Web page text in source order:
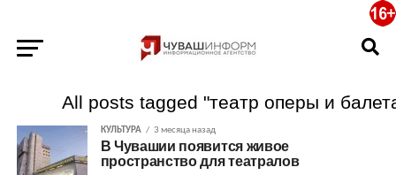
All posts tagged "театр оперы и
КУЛЬТУРА 3 месяца назад
В Чувашии появится живое
пространство для театралов